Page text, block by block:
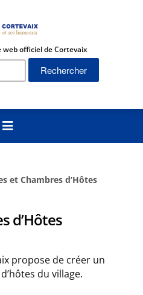
officiel de Cortevaix
:
et Chambres d’Hôtes
d’Hôtes
propose de créer un
du village.